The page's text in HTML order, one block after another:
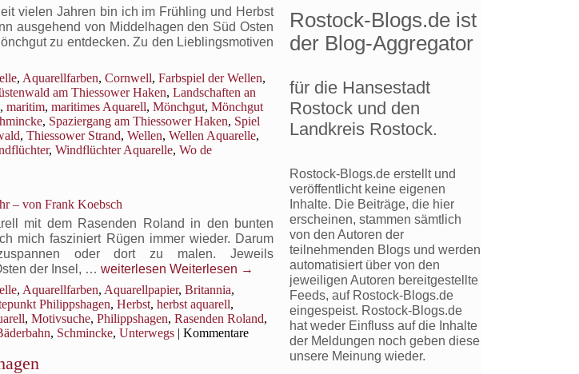
vielen Jahren bin ich im Frühling und Herbst
ausgehend von Middelhagen den Süd Osten
zu entdecken. Zu den Lieblingsmotiven
, Aquarellfarben, Cornwell, Farbspiel der Wellen,
am Thiessower Haken, Landschaften an
, maritim, maritimes Aquarell, Mönchgut, Mönchgut
, Spaziergang am Thiessower Haken, Spiel
, Thiessower Strand, Wellen, Wellen Aquarelle,
, Windflüchter Aquarelle, Wo de
– von Frank Koebsch
mit dem Rasenden Roland in den bunten
mich fasziniert Rügen immer wieder. Darum
oder dort zu malen. Jeweils
der Insel, … Rasender
Roland
im
herbstlichen Philippshagen
weiterlesen Weiterlesen →
, Aquarellfarben, Aquarellpapier, Britannia,
Philippshagen, Herbst, herbst aquarell,
, Motivsuche, Philippshagen, Rasenden Roland,
, Schmincke, Unterwegs | Kommentare
Rostock-Blogs.de ist
der Blog-Aggregator
für die Hansestadt
Rostock und den
Landkreis Rostock.
Rostock-Blogs.de erstellt und
veröffentlicht keine eigenen
Inhalte. Die Beiträge, die hier
erscheinen, stammen sämtlich
von den Autoren der
teilnehmenden Blogs und werden
automatisiert über von den
jeweiligen Autoren bereitgestellte
Feeds, auf Rostock-Blogs.de
eingespeist. Rostock-Blogs.de
hat weder Einfluss auf die Inhalte
der Meldungen noch geben diese
unsere Meinung wieder.